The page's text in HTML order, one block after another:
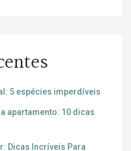
5 espécies imperdíveis
apartamento: 10 dicas
Dicas Incríveis Para